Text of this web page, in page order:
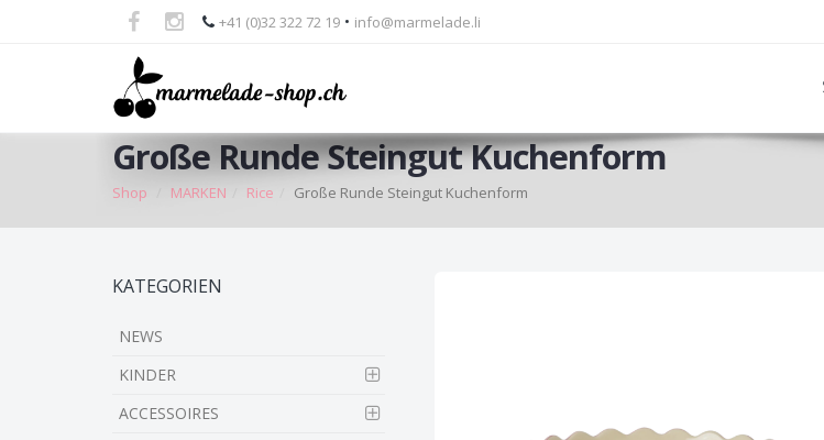
+41 (0)32 322 72 19 • info@marmelade.li
Große Runde Steingut Kuchenform
Shop MARKEN Rice Große Runde Steingut Kuchenform
KATEGORIEN
NEWS
KINDER
ACCESSOIRES